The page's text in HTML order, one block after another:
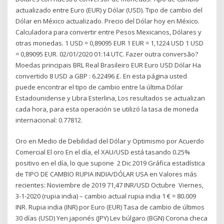
actualizado entre Euro (EUR) y Dólar (USD). Tipo de cambio del
Dólar en México actualizado. Precio del Dólar hoy en México.
Calculadora para convertir entre Pesos Mexicanos, Dólares y
otras monedas. 1 USD = 0,89095 EUR 1 EUR = 1,1224 USD 1 USD
= 0,89095 EUR. 02/01/2020 01:14 UTC. Fazer outra conversão?
Moedas principais BRL Real Brasileiro EUR Euro USD Dólar Ha
convertido 8 USD a GBP : 6.22496 £. En esta página usted
puede encontrar el tipo de cambio entre la última Dólar
Estadounidense y Libra Esterlina, Los resultados se actualizan
cada hora, para esta operación se utilizó la tasa de moneda
internacional: 0.77812.
Oro en Medio de Debilidad del Dólar y Optimismo por Acuerdo
Comercial El oro En el día, el XAU/USD está tasando 0.25%
positivo en el día, lo que supone 2 Dic 2019 Gráfica estadística
de TIPO DE CAMBIO RUPIA INDIA/DÓLAR USA en Valores más
recientes: Noviembre de 2019 71,47 INR/USD Octubre Viernes,
3-1-2020 (rupia india) – cambio actual rupia india 1 € = 80.009
INR. Rupia india (INR) por Euro (EUR) Tasa de cambio de últimos
30 días (USD) Yen japonés (JPY) Lev búlgaro (BGN) Corona checa